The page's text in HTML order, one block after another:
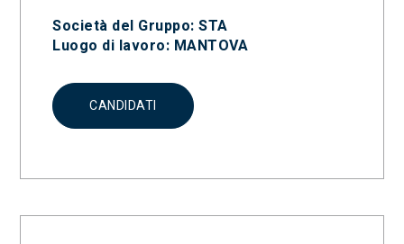
Società del Gruppo: STA
Luogo di lavoro: MANTOVA
CANDIDATI